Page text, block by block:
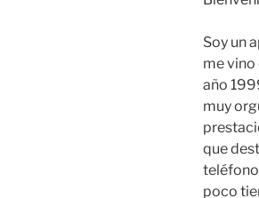
Soy un
me vino
año
muy
que
poco